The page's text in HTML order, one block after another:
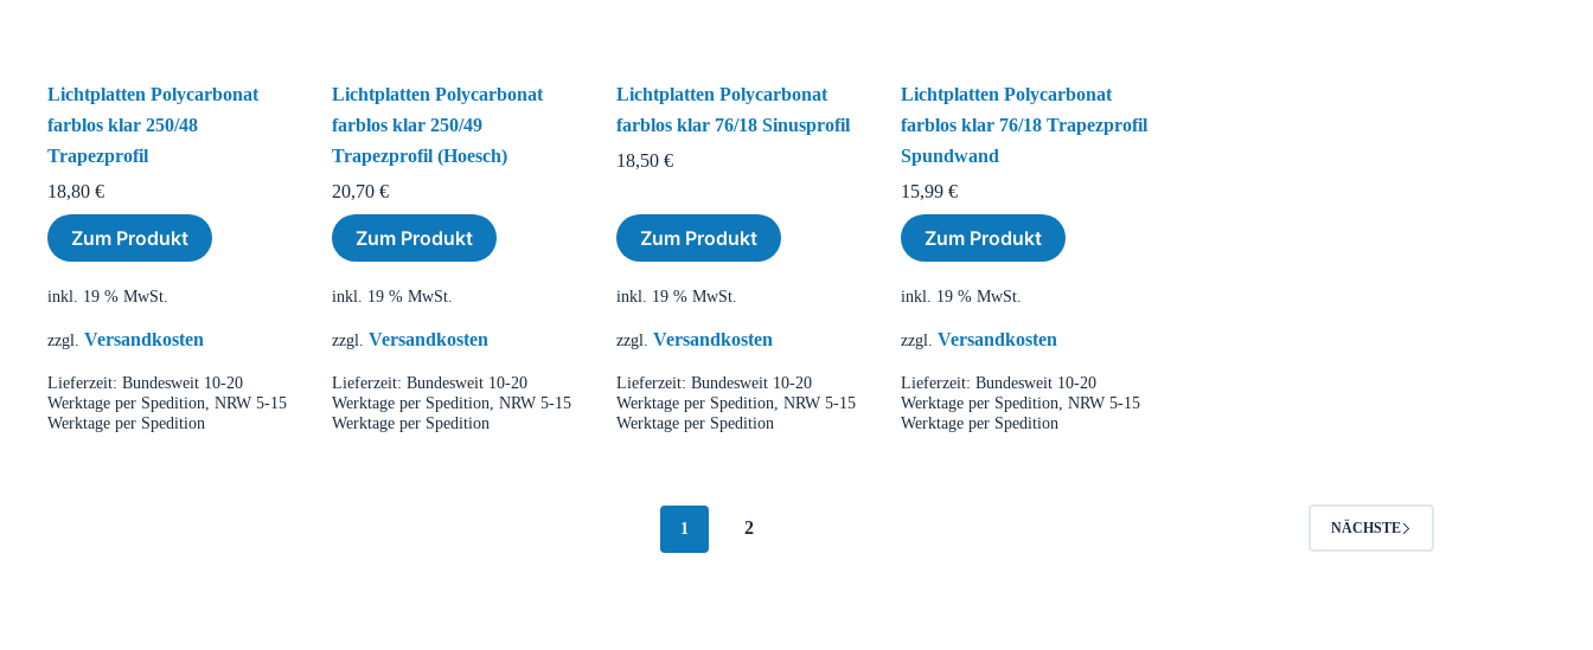
Lichtplatten Polycarbonat
farblos klar 250/48
Trapezprofil
18,80 €
Zum Produkt
inkl. 19 % MwSt.
zzgl. Versandkosten
Lieferzeit: Bundesweit 10-20
Werktage per Spedition, NRW 5-15
Werktage per Spedition
Lichtplatten Polycarbonat
farblos klar 250/49
Trapezprofil (Hoesch)
20,70 €
Zum Produkt
inkl. 19 % MwSt.
zzgl. Versandkosten
Lieferzeit: Bundesweit 10-20
Werktage per Spedition, NRW 5-15
Werktage per Spedition
Lichtplatten Polycarbonat
farblos klar 76/18 Sinusprofil
18,50 €
Zum Produkt
inkl. 19 % MwSt.
zzgl. Versandkosten
Lieferzeit: Bundesweit 10-20
Werktage per Spedition, NRW 5-15
Werktage per Spedition
Lichtplatten Polycarbonat
farblos klar 76/18 Trapezprofil
Spundwand
15,99 €
Zum Produkt
inkl. 19 % MwSt.
zzgl. Versandkosten
Lieferzeit: Bundesweit 10-20
Werktage per Spedition, NRW 5-15
Werktage per Spedition
1 2 NÄCHSTE